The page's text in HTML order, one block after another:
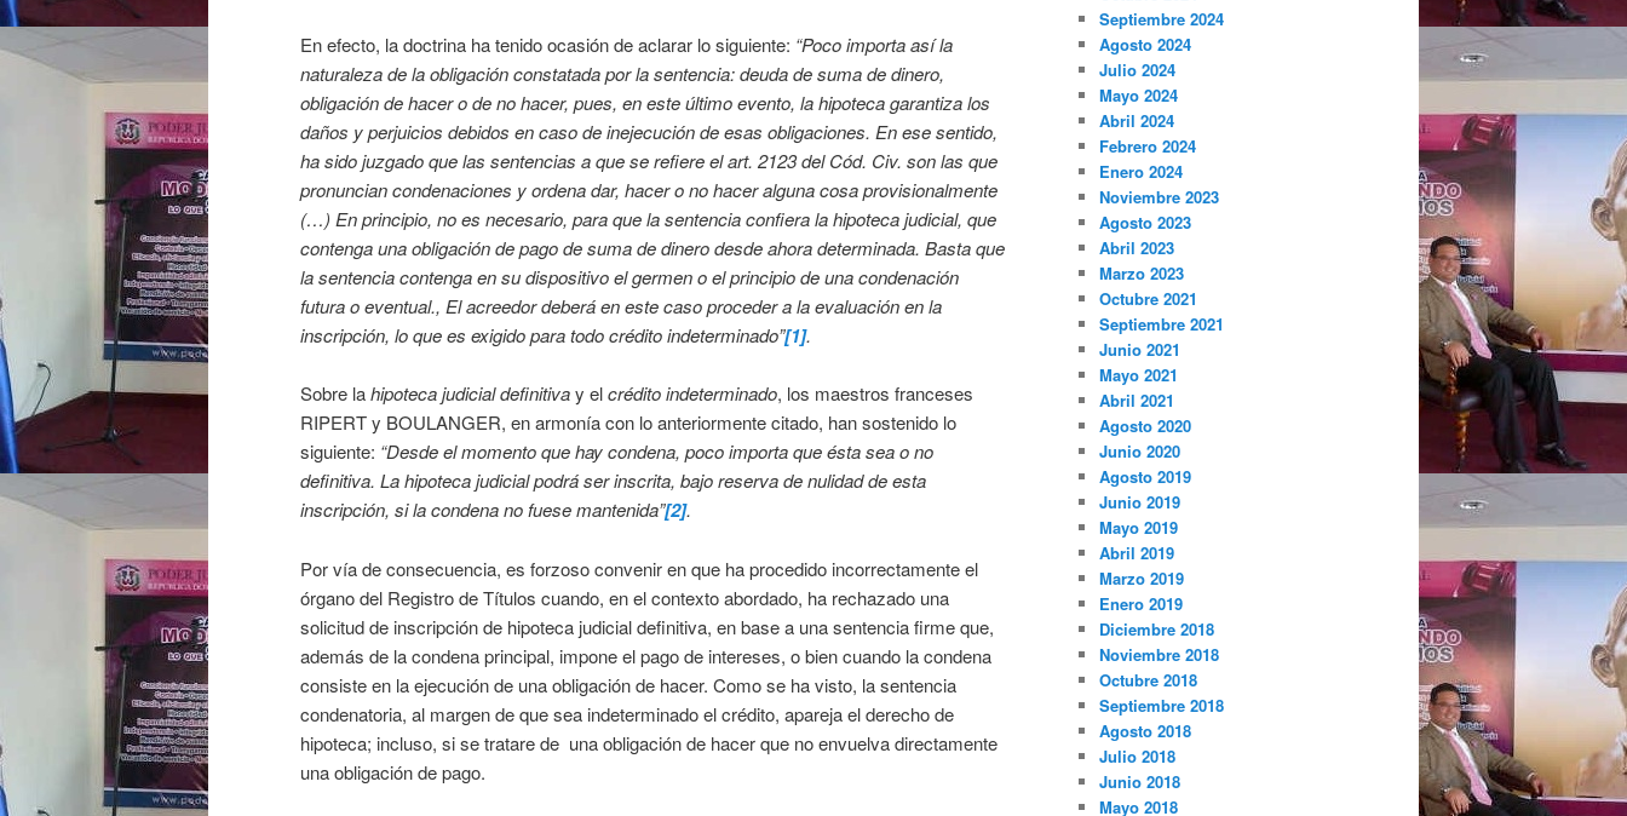
En efecto, la doctrina ha tenido ocasión de aclarar lo siguiente: “Poco importa así la
naturaleza de la obligación constatada por la sentencia: deuda de suma de dinero,
obligación de hacer o de no hacer, pues, en este último evento, la hipoteca garantiza los
daños y perjuicios debidos en caso de inejecución de esas obligaciones. En ese sentido,
ha sido juzgado que las sentencias a que se refiere el art. 2123 del Cód. Civ. son las que
pronuncian condenaciones y ordena dar, hacer o no hacer alguna cosa provisionalmente
(…) En principio, no es necesario, para que la sentencia confiera la hipoteca judicial, que
contenga una obligación de pago de suma de dinero desde ahora determinada. Basta que
la sentencia contenga en su dispositivo el germen o el principio de una condenación
futura o eventual., El acreedor deberá en este caso proceder a la evaluación en la
inscripción, lo que es exigido para todo crédito indeterminado”[1].
Sobre lahipoteca judicial definitivay elcrédito indeterminado, los maestros franceses
RIPERT y BOULANGER, en armonía con lo anteriormente citado, han sostenido lo
siguiente: “Desde el momento que hay condena, poco importa que ésta sea o no
definitiva. La hipoteca judicial podrá ser inscrita, bajo reserva de nulidad de esta
inscripción, si la condena no fuese mantenida”[2].
Por vía de consecuencia, es forzoso convenir en que ha procedido incorrectamente el
órgano del Registro de Títulos cuando, en el contexto abordado, ha rechazado una
solicitud de inscripción de hipoteca judicial definitiva, en base a una sentencia firme que,
además de la condena principal, impone el pago de intereses, o bien cuando la condena
consiste en la ejecución de una obligación de hacer. Como se ha visto, la sentencia
condenatoria, al margen de que sea indeterminado el crédito, apareja el derecho de
hipoteca; incluso, si se tratare de una obligación de hacer que no envuelva directamente
una obligación de pago.
Septiembre 2024
Agosto 2024
Julio 2024
Mayo 2024
Abril 2024
Febrero 2024
Enero 2024
Noviembre 2023
Agosto 2023
Abril 2023
Marzo 2023
Octubre 2021
Septiembre 2021
Junio 2021
Mayo 2021
Abril 2021
Agosto 2020
Junio 2020
Agosto 2019
Junio 2019
Mayo 2019
Abril 2019
Marzo 2019
Enero 2019
Diciembre 2018
Noviembre 2018
Octubre 2018
Septiembre 2018
Agosto 2018
Julio 2018
Junio 2018
Mayo 2018